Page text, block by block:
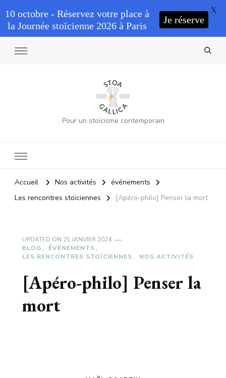
Pour un stoïcisme contemporain
Accueil Nos activités
événements
Les rencontres stoïciennes
[Apéro-philo] Penser la mort
UPDATED ON 25 JANVIER 2024
BLOG
ÉVÉNEMENTS
LES RENCONTRES STOÏCIENNES
NOS ACTIVITÉS
[Apéro-philo] Penser la
mort
10 octobre - Réservez votre place à
la Journée stoïcienne 2026 à Paris
Je réserve
X